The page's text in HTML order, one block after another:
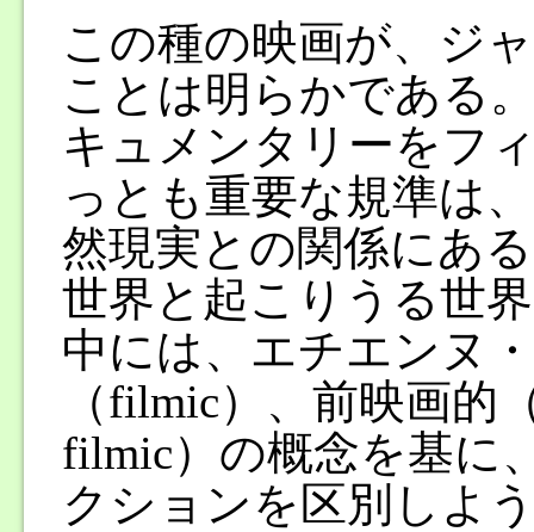
この種の映画が、ジ
ことは明らかである
キュメンタリーをフ
っとも重要な規準は
然現実との関係にあ
世界と起こりうる世
中には、エチエンヌ
（filmic）、前映画的
filmic）の概念を基に
クションを区別しよ